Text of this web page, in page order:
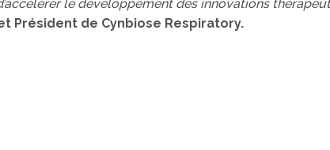
le développement des innovations
Président de Cynbiose Respiratory.